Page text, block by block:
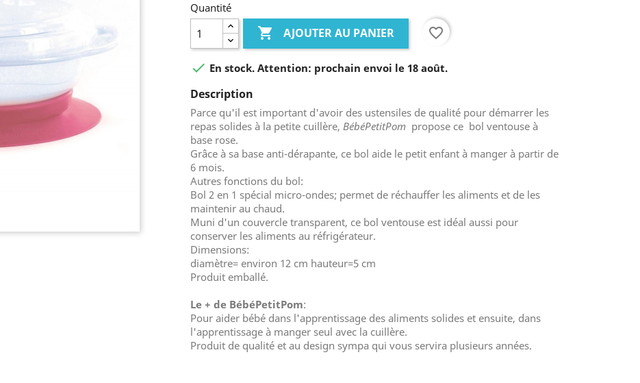
Quantité
 AJOUTER AU PANIER favorite_border
 En stock. Attention: prochain envoi le 18 août.
Description
Parce qu'il est important d'avoir des ustensiles de qualité pour démarrer les
repas solides à la petite cuillère, BébéPetitPom propose ce bol ventouse à
base rose.
Grâce à sa base anti-dérapante, ce bol aide le petit enfant à manger à partir de
6 mois.
Autres fonctions du bol:
Bol 2 en 1 spécial micro-ondes; permet de réchauffer les aliments et de les
maintenir au chaud.
Muni d'un couvercle transparent, ce bol ventouse est idéal aussi pour
conserver les aliments au réfrigérateur.
Dimensions:
diamètre= environ 12 cm hauteur=5 cm
Produit emballé.
Le + de BébéPetitPom:
Pour aider bébé dans l'apprentissage des aliments solides et ensuite, dans
l'apprentissage à manger seul avec la cuillère.
Produit de qualité et au design sympa qui vous servira plusieurs années.